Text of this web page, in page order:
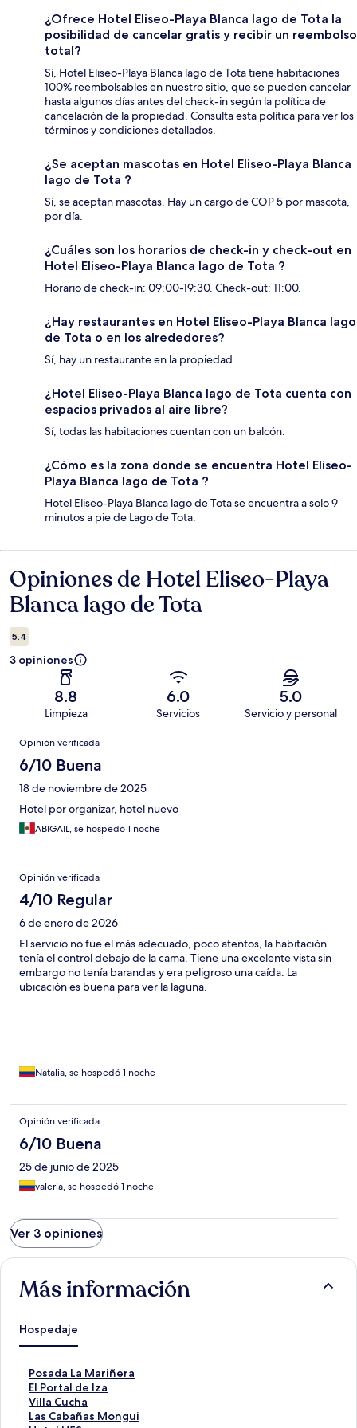
¿Ofrece Hotel Eliseo-Playa Blanca lago de Tota la
posibilidad de cancelar gratis y recibir un reembolso
total?
Sí, Hotel Eliseo-Playa Blanca lago de Tota tiene habitaciones
100% reembolsables en nuestro sitio, que se pueden cancelar
hasta algunos días antes del check-in según la política de
cancelación de la propiedad. Consulta esta política para ver los
términos y condiciones detallados.
¿Se aceptan mascotas en Hotel Eliseo-Playa Blanca
lago de Tota ?
Sí, se aceptan mascotas. Hay un cargo de COP 5 por mascota,
por día.
¿Cuáles son los horarios de check-in y check-out en
Hotel Eliseo-Playa Blanca lago de Tota ?
Horario de check-in: 09:00-19:30. Check-out: 11:00.
¿Hay restaurantes en Hotel Eliseo-Playa Blanca lago
de Tota o en los alrededores?
Sí, hay un restaurante en la propiedad.
¿Hotel Eliseo-Playa Blanca lago de Tota cuenta con
espacios privados al aire libre?
Sí, todas las habitaciones cuentan con un balcón.
¿Cómo es la zona donde se encuentra Hotel Eliseo-
Playa Blanca lago de Tota ?
Hotel Eliseo-Playa Blanca lago de Tota se encuentra a solo 9
minutos a pie de Lago de Tota.
Opiniones
Opiniones de Hotel Eliseo-Playa
Blanca lago de Tota
5.4
3 opiniones
8.8
Limpieza
6.0
Servicios
5.0
Servicio y personal
Opiniones
Opinión verificada
6/10 Buena
18 de noviembre de 2025
Hotel por organizar, hotel nuevo
ABIGAIL, se hospedó 1 noche
Opinión verificada
4/10 Regular
6 de enero de 2026
El servicio no fue el más adecuado, poco atentos, la habitación
tenía el control debajo de la cama. Tiene una excelente vista sin
embargo no tenía barandas y era peligroso una caída. La
ubicación es buena para ver la laguna.
Natalia, se hospedó 1 noche
Opinión verificada
6/10 Buena
25 de junio de 2025
valeria, se hospedó 1 noche
Ver 3 opiniones
Más información
Hospedaje
Posada La Mariñera
E
n
l
a
El Portal de Iza
E
n
l
Villa Cucha
E
n
Las Cabañas Mongui
E